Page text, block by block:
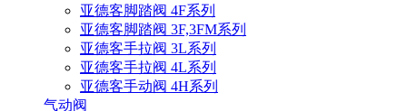
亚德客脚踏阀 4F系列
亚德客脚踏阀 3F,3FM系列
亚德客手拉阀 3L系列
亚德客手拉阀 4L系列
亚德客手动阀 4H系列
气动阀